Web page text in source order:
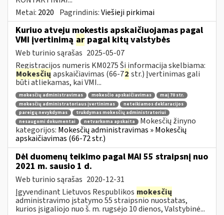
Metai: 2020 Pagrindinis:Viešieji pirkimai
Kuriuo atveju mokestis apskaičiuojamas pagal
VMI įvertinimą ar pagal kitų valstybės
Web turinio sąrašas 2025-05-07
Registracijos numeris KM0275 Ši informacija skelbiama:
Mokesčių apskaičiavimas (66-72 str.) Įvertinimas gali
būti atliekamas, kai VMI...
mokesčių administravimas mokesčio apskaičiavimas
maį 70 str.
mokesčių administratoriaus įvertinimas
neteikiamos deklaracijos
pareigų nevykdymas
trukdymas mokesčių administratoriui
nesaugomi dokumentai
netvarkoma apskaita
Mokesčių žinyno
kategorijos: Mokesčių administravimas » Mokesčių
apskaičiavimas (66-72 str.)
Dėl duomenų teikimo pagal MAI 55 straipsnį nuo
2021 m. sausio 1 d.
Web turinio sąrašas 2020-12-31
Įgyvendinant Lietuvos Respublikos mokesčių
administravimo įstatymo 55 straipsnio nuostatas,
kurios įsigaliojo nuo š. m. rugsėjo 10 dienos, Valstybinė...